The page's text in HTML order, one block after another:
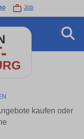
Job
kaufen oder